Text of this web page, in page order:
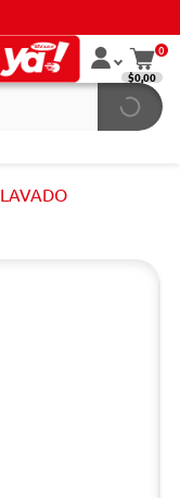
0
$0,00
LAVADO